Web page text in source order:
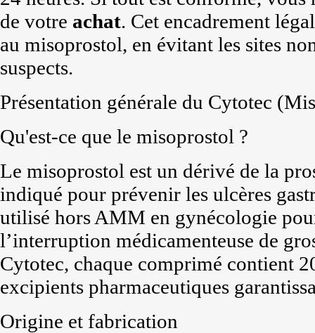
de votre achat. Cet encadrement
au misoprostol, en évitant les sites
suspects.
Présentation générale du Cytotec
Qu'est-ce que le misoprostol ?
Le misoprostol est un dérivé de la
indiqué pour prévenir les ulcères
utilisé hors AMM en gynécologie
l’interruption médicamenteuse de
Cytotec, chaque comprimé contient
excipients pharmaceutiques
Origine et fabrication